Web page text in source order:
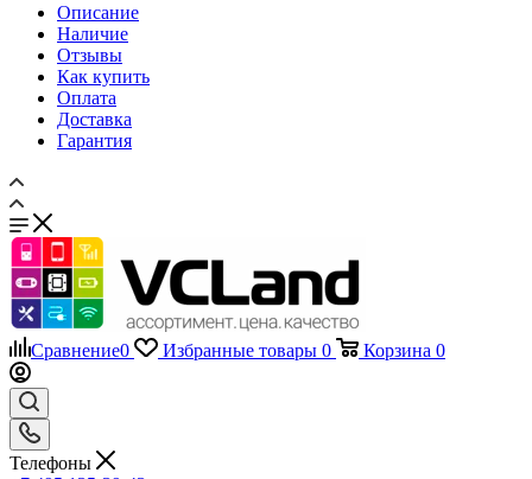
Описание
Наличие
Отзывы
Как купить
Оплата
Доставка
Гарантия
Сравнение0 Избранные товары 0 Корзина 0
Телефоны